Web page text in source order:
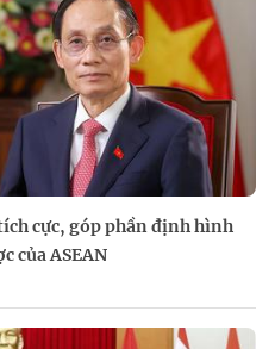
cực, góp phần định hình
của ASEAN